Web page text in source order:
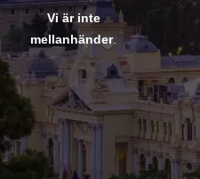
Vi är inte
mellanhänder.